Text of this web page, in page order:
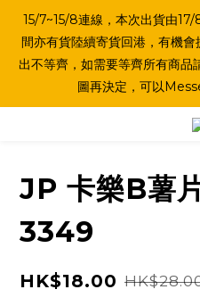
15/7~15/8連線，本次出貨由
間亦有貨陸續寄貨回港，有機
出不等齊，如需要等齊所有商品
圖再決定，可以
JP 卡樂B薯
3349
HK$18.00